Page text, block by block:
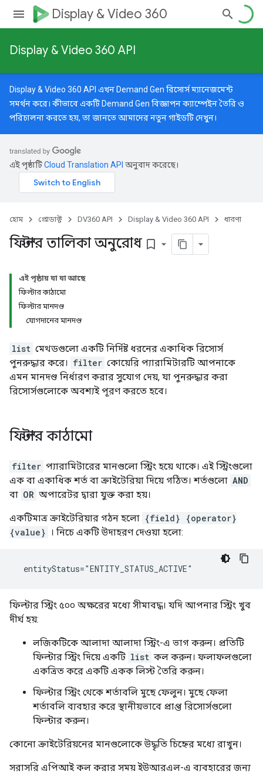
Display & Video 360
Display & Video 360 API
Display & Video 360 API এখন Demand Gen রিসোর্স ম্যানেজমেন্ট
সমর্থন করে। কীভাবে একটি Demand Gen বিজ্ঞাপন ক্যাম্পেইন তৈরি ও
পরিচালনা করতে হয়, তা জানতে আমাদেরনতুন গাইডটিদেখুন।
এই পৃষ্ঠাটিCloud Translation API অনুবাদ করেছে।
হোম প্রোডাক্ট DV360 API Display & Video 360 API ধারণা
ফিল্টার তালিকা অনুরোধ bookmark_border
এই পৃষ্ঠায় যা যা আছে
ফিল্টার কাঠামো
ফিল্টার মানদণ্ড
যোগদানের মানদণ্ড
list মেথডগুলো একটি নির্দিষ্ট ধরনের একাধিক রিসোর্স
পুনরুদ্ধার করে। filter কোয়েরি প্যারামিটারটি আপনাকে
এমন মানদণ্ড নির্ধারণ করার সুযোগ দেয়, যা পুনরুদ্ধার করা
রিসোর্সগুলোকে অবশ্যই পূরণ করতে হবে।
ফিল্টার কাঠামো
filter প্যারামিটারের মানগুলো স্ট্রিং হয়ে থাকে। এই স্ট্রিংগুলো
এক বা একাধিক শর্ত বা ক্রাইটেরিয়া দিয়ে গঠিত। শর্তগুলো AND
বা OR অপারেটর দ্বারা যুক্ত করা হয়।
একটিমাত্র ক্রাইটেরিয়ার গঠন হলো {field} {operator}
{value}
। নিচে একটি উদাহরণ দেওয়া হলো:
  entityStatus="ENTITY_STATUS_ACTIVE"
ফিল্টার স্ট্রিং ৫০০ অক্ষরের মধ্যে সীমাবদ্ধ। যদি আপনার স্ট্রিং খুব
দীর্ঘ হয়:
লজিকটিকে আলাদা আলাদা স্ট্রিং-এ ভাগ করুন। প্রতিটি
ফিল্টার স্ট্রিং দিয়ে একটি list কল করুন। ফলাফলগুলো
একত্রিত করে একটি একক লিস্ট তৈরি করুন।
ফিল্টার স্ট্রিং থেকে শর্তাবলি মুছে ফেলুন। মুছে ফেলা
শর্তাবলি ব্যবহার করে স্থানীয়ভাবে প্রাপ্ত রিসোর্সগুলো
ফিল্টার করুন।
কোনো ক্রাইটেরিয়নের মানগুলোকে উদ্ধৃতি চিহ্নের মধ্যে রাখুন।
সরাসরি এপিআই কল করার সময় ইউআরএল-এ ব্যবহারের জন্য